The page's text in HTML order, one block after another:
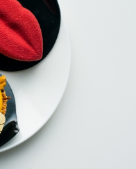
кофейня
до 10 художников.